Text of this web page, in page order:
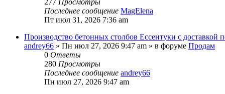
277 Просмотры
Последнее сообщение MagElena
Пт июл 31, 2026 7:36 am
Производство бетонных столбов Ессентуки с доставкой
andrey66 » Пн июл 27, 2026 9:47 am » в форуме Продам
0 Ответы
280 Просмотры
Последнее сообщение andrey66
Пн июл 27, 2026 9:47 am